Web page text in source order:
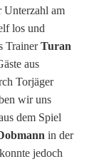
Unterzahl am
los und
TrainerTuran
aus
Torjäger
wir uns
dem Spiel
in der
jedoch